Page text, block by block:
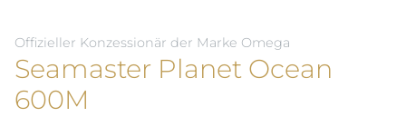
Offizieller Konzessionär der Marke Omega
Seamaster Planet Ocean
600M